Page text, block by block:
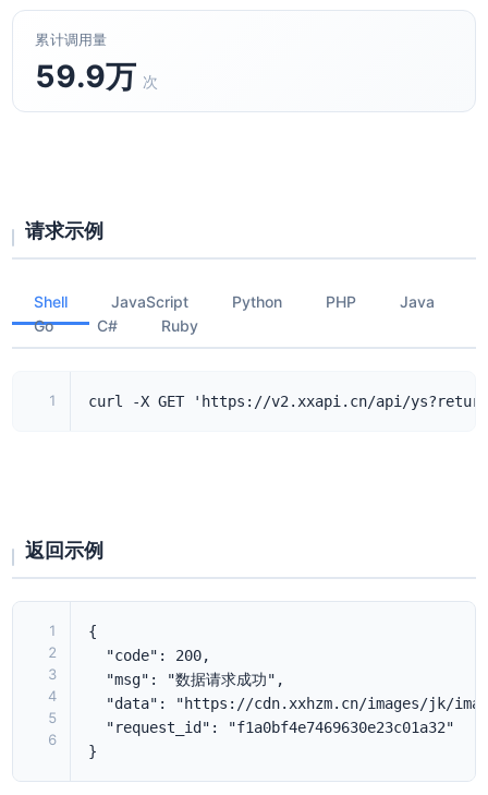
累计调用量
59.9万 次
请求示例
Shell JavaScript Python PHP
Java
Go
C# Ruby
1 curl -X GET 'https://v2.xxapi.cn/api/
返回示例
1
2
3
4
5
6
{
  "code": 200,
  "msg": "数据请求成功",
"data": "https://cdn.xxhzm.cn/images/jk/
  "request_id": "f1a0bf4e7469630e23c01a32"
}